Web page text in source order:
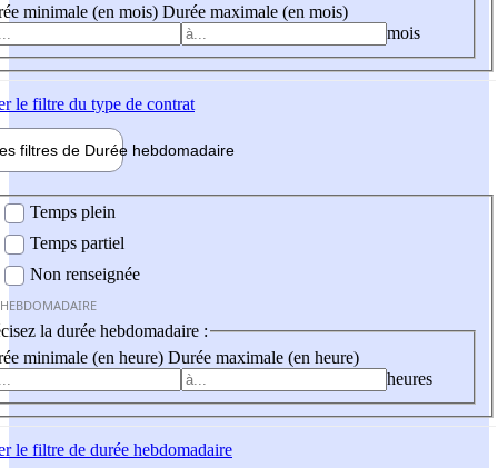
minimale (en mois) Durée maximale (en mois)
mois
le filtre du type de contrat
filtres de Durée hebdomadaire
Temps plein
Temps partiel
Non renseignée
la durée hebdomadaire :
minimale (en heure) Durée maximale (en heure)
heures
le filtre de durée hebdomadaire